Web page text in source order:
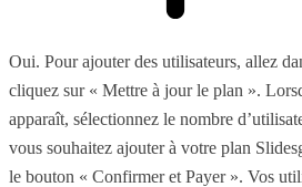
Oui. Pour ajouter des utilisateurs, allez
cliquez sur « Mettre à jour le plan ».
apparaît, sélectionnez le nombre
vous souhaitez ajouter à votre plan
le bouton « Confirmer et Payer ». Vos